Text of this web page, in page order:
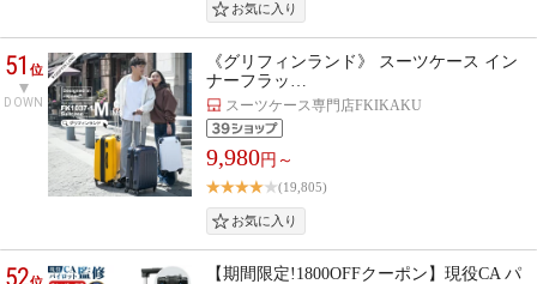
51位
DOWN
《グリフィンランド》 スーツケース イン
ナーフラッ…
スーツケース専門店FKIKAKU
9,980円～
(19,805)
52
【期間限定!1800OFFクーポン】現役CA パ